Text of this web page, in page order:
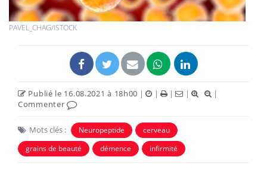
PAVEL_CHAG/ISTOCK
Publié le 16.08.2021 à 18h00 | | | |
|
Commenter
Mots clés : Neuropeptide
cerveau
grains de beauté
démence infirmité